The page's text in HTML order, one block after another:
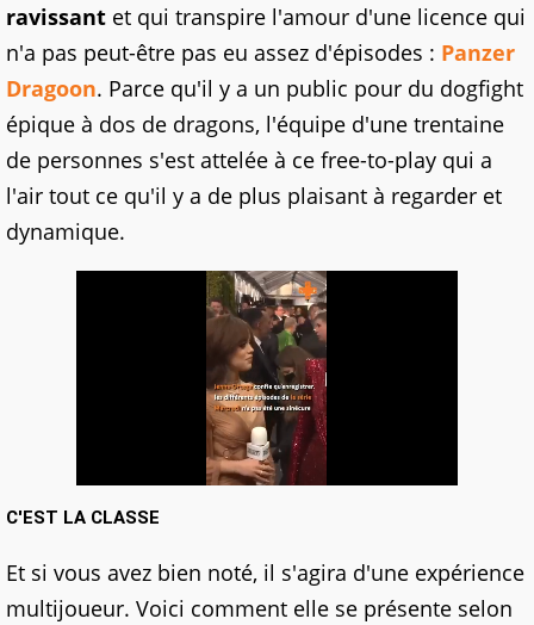
ravissant et qui transpire l'amour d'une licence qui
n'a pas peut-être pas eu assez d'épisodes : Panzer
Dragoon. Parce qu'il y a un public pour du dogfight
épique à dos de dragons, l'équipe d'une trentaine
de personnes s'est attelée à ce free-to-play qui a
l'air tout ce qu'il y a de plus plaisant à regarder et
dynamique.
C'EST LA CLASSE
Et si vous avez bien noté, il s'agira d'une expérience
multijoueur. Voici comment elle se présente selon